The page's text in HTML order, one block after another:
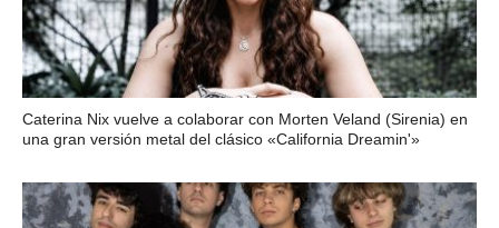
Caterina Nix vuelve a colaborar con Morten Veland (Sirenia) en
una gran versión metal del clásico «California Dreamin'»